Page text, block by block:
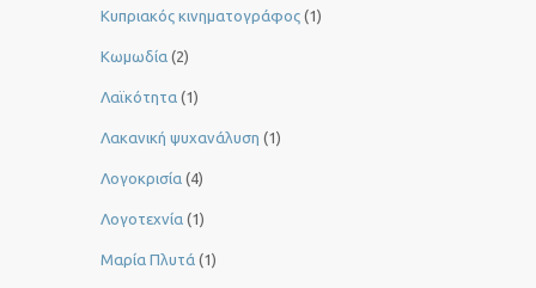
Κυπριακός κινηματογράφος (1)
Κωμωδία (2)
Λαϊκότητα (1)
Λακανική ψυχανάλυση (1)
Λογοκρισία (4)
Λογοτεχνία (1)
Μαρία Πλυτά (1)